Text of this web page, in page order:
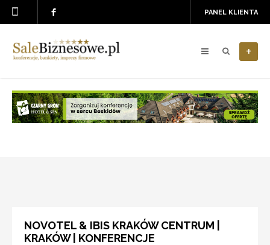
PANEL KLIENTA
+
NOVOTEL & IBIS KRAKÓW CENTRUM |
KRAKÓW | KONFERENCJE